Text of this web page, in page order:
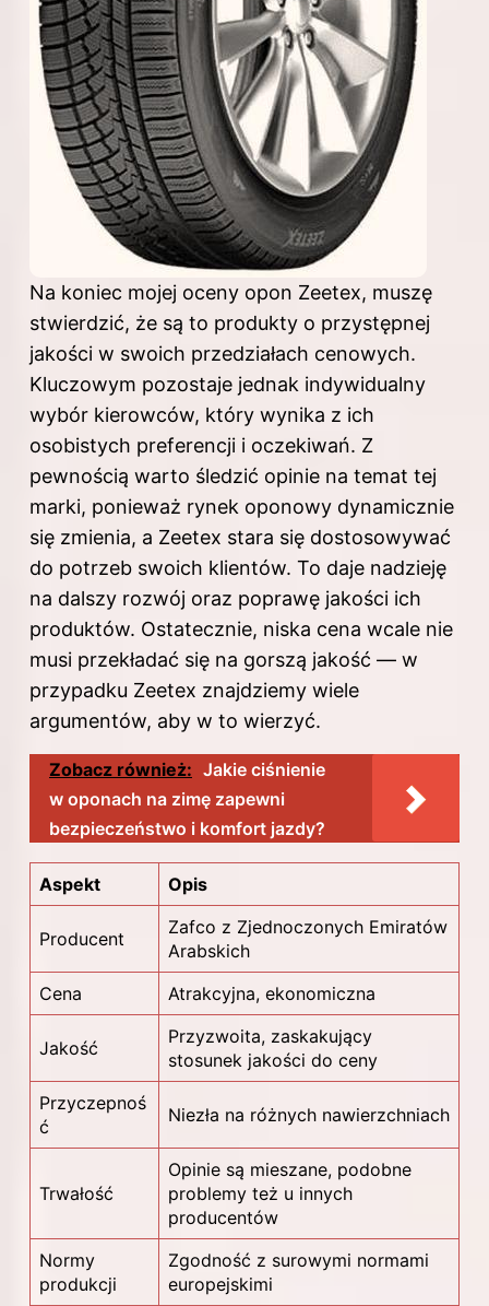
Na koniec mojej oceny opon Zeetex, muszę
stwierdzić, że są to produkty o przystępnej
jakości w swoich przedziałach cenowych.
Kluczowym pozostaje jednak indywidualny
wybór kierowców, który wynika z ich
osobistych preferencji i oczekiwań. Z
pewnością warto śledzić opinie na temat tej
marki, ponieważ rynek oponowy dynamicznie
się zmienia, a Zeetex stara się dostosowywać
do potrzeb swoich klientów. To daje nadzieję
na dalszy rozwój oraz poprawę jakości ich
produktów. Ostatecznie, niska cena wcale nie
musi przekładać się na gorszą jakość — w
przypadku Zeetex znajdziemy wiele
argumentów, aby w to wierzyć.
Zobacz również: Jakie ciśnienie
w oponach na zimę zapewni
bezpieczeństwo i komfort jazdy?
Aspekt Opis
Producent
Zafco z Zjednoczonych Emiratów
Arabskich
Cena
Atrakcyjna, ekonomiczna
Jakość
Przyzwoita, zaskakujący
stosunek jakości do ceny
Przyczepnoś
ć
Niezła na różnych nawierzchniach
Trwałość
Opinie są mieszane, podobne
problemy też u innych
producentów
Normy
produkcji
Zgodność z surowymi normami
europejskimi